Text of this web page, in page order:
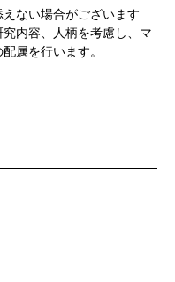
ない場合がございます
内容、人柄を考慮し、マ
属を行います。